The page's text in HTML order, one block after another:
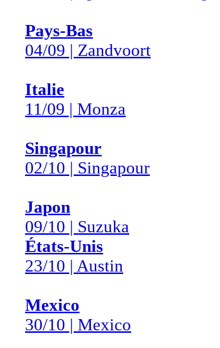
Pays-Bas
04/09 | Zandvoort
Italie
11/09 | Monza
Singapour
02/10 | Singapour
Japon
09/10 | Suzuka
États-Unis
23/10 | Austin
Mexico
30/10 | Mexico